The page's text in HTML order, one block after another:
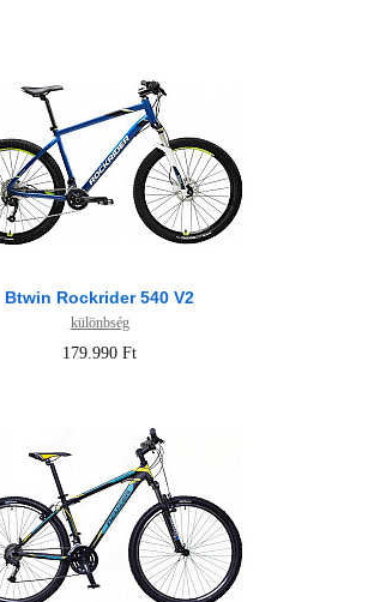
Btwin Rockrider 540 V2
különbség
179.990 Ft